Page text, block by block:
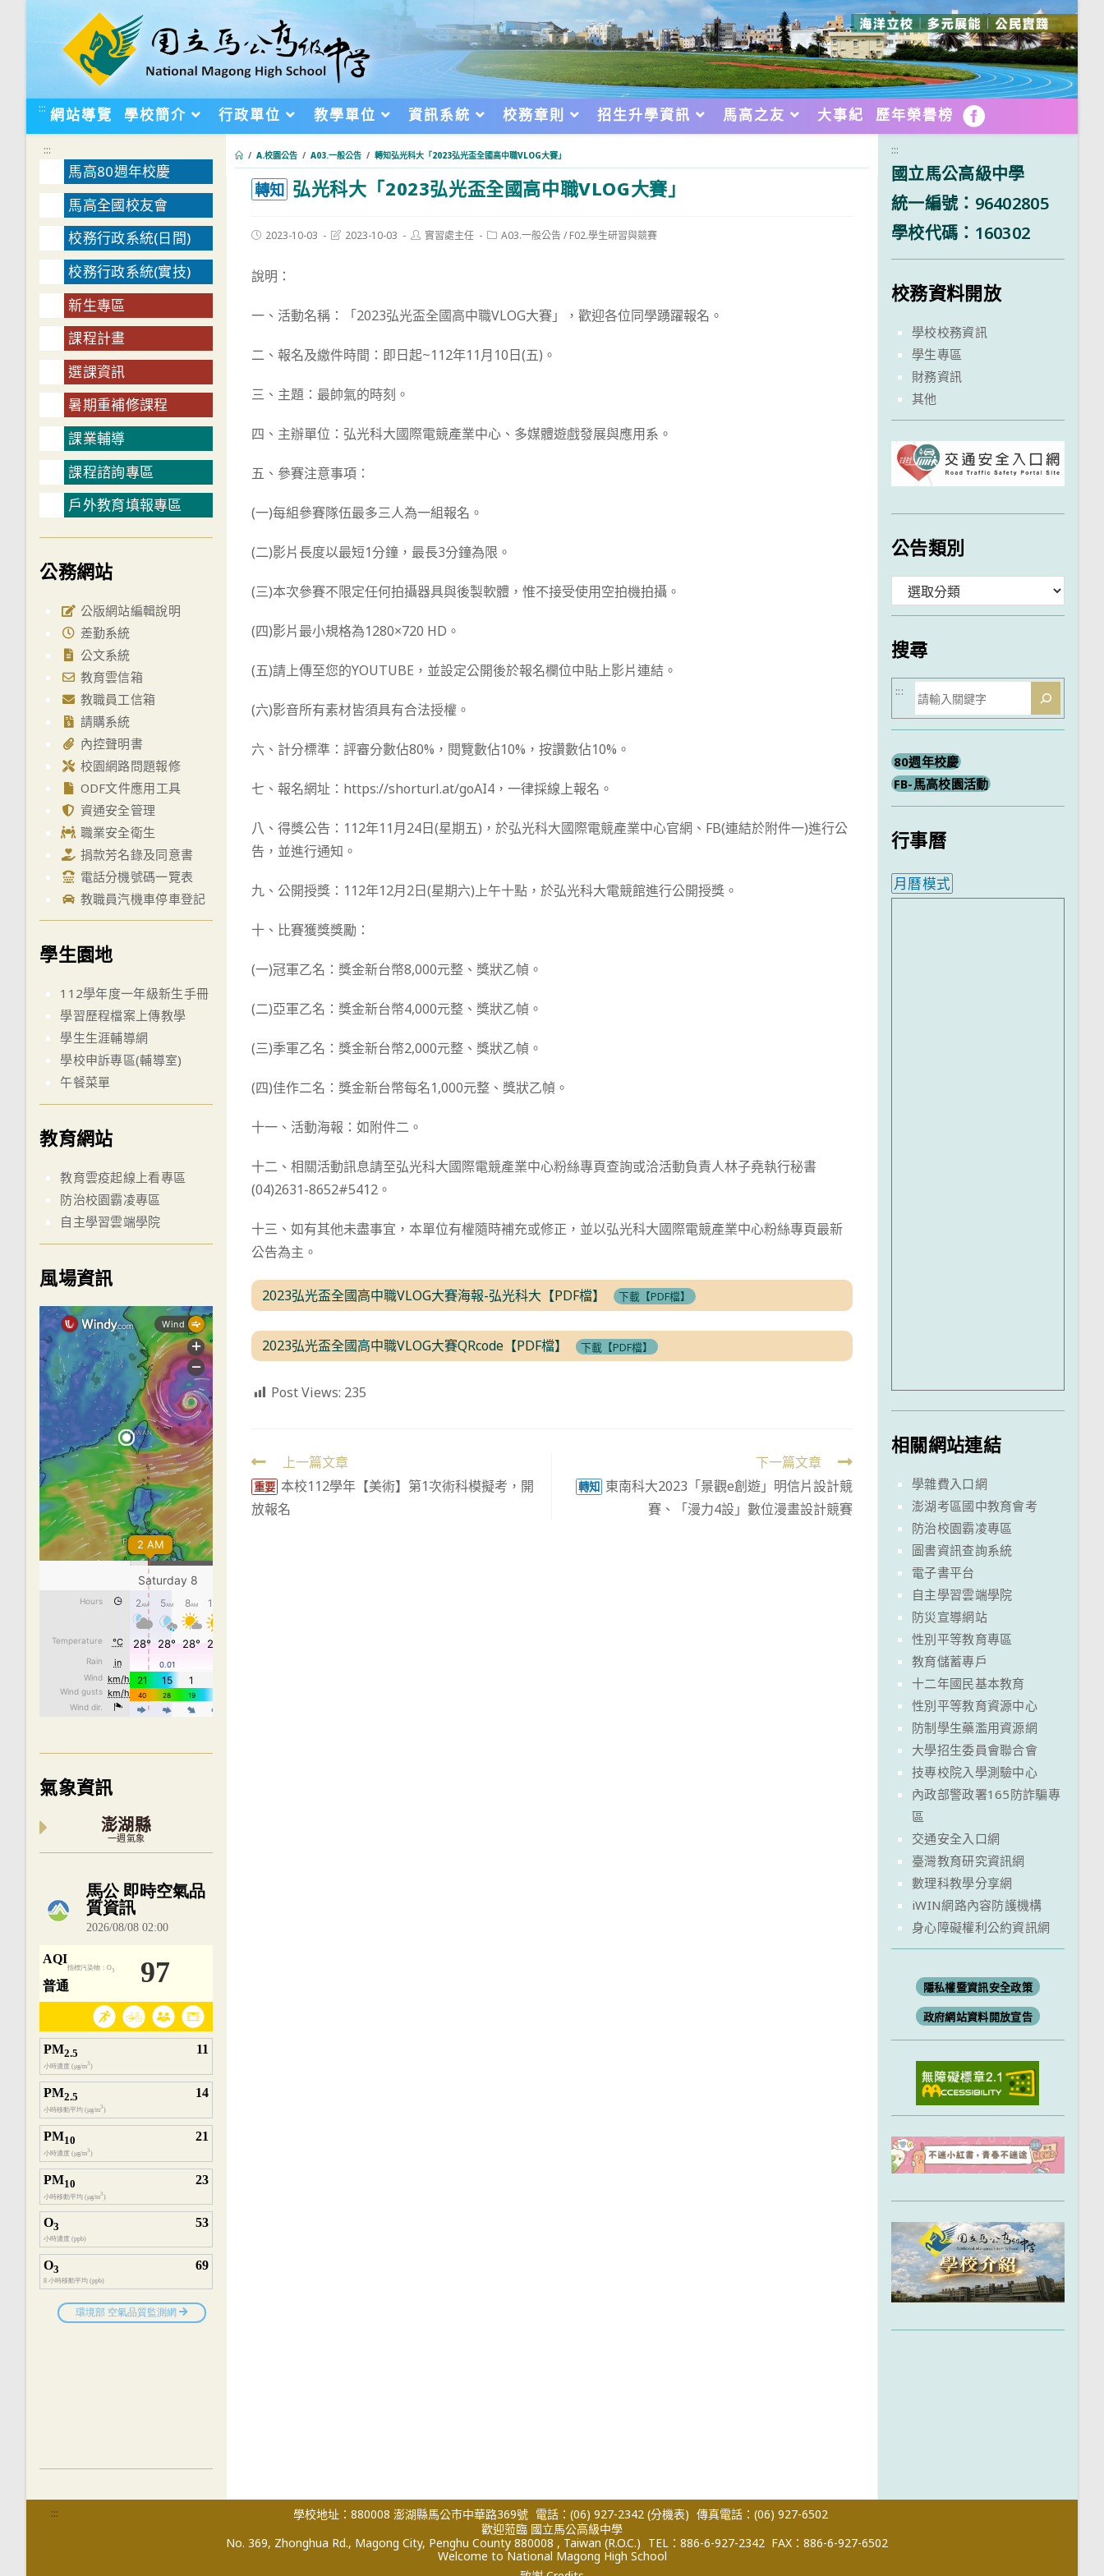
::: 網站導覽 學校簡介 行政單位 教學單位 資訊系統 校務章則 招生升學資訊 馬高之友 大事紀 歷年榮譽榜 FB
/ A.校園公告 / A03.一般公告 / 轉知弘光科大「2023弘光盃全國高中職VLOG大賽」
轉知 弘光科大「2023弘光盃全國高中職VLOG大賽」
Post2023-10-03
Post2023-10-03
Post實習處主任
PostA03.一般公告/ F02.學生研習與競賽
說明：
一、活動名稱：「2023弘光盃全國高中職VLOG大賽」，歡迎各位同學踴躍報名。
二、報名及繳件時間：即日起~112年11月10日(五)。
三、主題：最帥氣的時刻。
四、主辦單位：弘光科大國際電競產業中心、多媒體遊戲發展與應用系。
五、參賽注意事項：
(一)每組參賽隊伍最多三人為一組報名。
(二)影片長度以最短1分鐘，最長3分鐘為限。
(三)本次參賽不限定任何拍攝器具與後製軟體，惟不接受使用空拍機拍攝。
(四)影片最小規格為1280×720 HD。
(五)請上傳至您的YOUTUBE，並設定公開後於報名欄位中貼上影片連結。
(六)影音所有素材皆須具有合法授權。
六、計分標準：評審分數佔80%，閱覽數佔10%，按讚數佔10%。
七、報名網址：https://shorturl.at/goAI4，一律採線上報名。
八、得獎公告：112年11月24日(星期五)，於弘光科大國際電競產業中心官網、FB(連結於附件一)進行公
告，並進行通知。
九、公開授獎：112年12月2日(星期六)上午十點，於弘光科大電競館進行公開授獎。
十、比賽獲獎獎勵：
(一)冠軍乙名：獎金新台幣8,000元整、獎狀乙幀。
(二)亞軍乙名：獎金新台幣4,000元整、獎狀乙幀。
(三)季軍乙名：獎金新台幣2,000元整、獎狀乙幀。
(四)佳作二名：獎金新台幣每名1,000元整、獎狀乙幀。
十一、活動海報：如附件二。
十二、相關活動訊息請至弘光科大國際電競產業中心粉絲專頁查詢或洽活動負責人林子堯執行秘書
(04)2631-8652#5412。
十三、如有其他未盡事宜，本單位有權隨時補充或修正，並以弘光科大國際電競產業中心粉絲專頁最新
公告為主。
2023弘光盃全國高中職VLOG大賽海報-弘光科大【PDF檔】 下載【PDF檔】
2023弘光盃全國高中職VLOG大賽QRcode【PDF檔】 下載【PDF檔】
Post Views: 235
Read
more
articles
上一篇文章
重要 本校112學年【美術】第1次術科模擬考，開
放報名
下一篇文章
轉知 東南科大2023「景觀e創遊」明信片設計競
賽、「漫力4設」數位漫畫設計競賽
:::
馬高80週年校慶
馬高全國校友會
校務行政系統(日間)
校務行政系統(實技)
新生專區
課程計畫
選課資訊
暑期重補修課程
課業輔導
課程諮詢專區
戶外教育填報專區
公務網站
公版網站編輯說明
差勤系統
公文系統
教育雲信箱
教職員工信箱
請購系統
內控聲明書
校園網路問題報修
ODF文件應用工具
資通安全管理
職業安全衛生
捐款芳名錄及同意書
電話分機號碼一覽表
教職員汽機車停車登記
學生園地
112學年度一年級新生手冊
學習歷程檔案上傳教學
學生生涯輔導網
學校申訴專區(輔導室)
午餐菜單
教育網站
教育雲疫起線上看專區
防治校園霸凌專區
自主學習雲端學院
風場資訊
氣象資訊
澎湖縣
一週氣象
內嵌空氣品質小工具為視覺預覽，完整即時空氣品質資料請開啟
:::
國立馬公高級中學
統一編號：96402805
學校代碼：160302
校務資料開放
學校校務資訊
學生專區
財務資訊
其他
公告類別
類
搜尋
搜
尋
:::
80週年校慶
FB-馬高校園活動
行事曆
月曆模式
相關網站連結
學雜費入口網
澎湖考區國中教育會考
防治校園霸凌專區
圖書資訊查詢系統
電子書平台
自主學習雲端學院
防災宣導網站
性別平等教育專區
教育儲蓄專戶
十二年國民基本教育
性別平等教育資源中心
防制學生藥濫用資源網
大學招生委員會聯合會
技專校院入學測驗中心
內政部警政署165防詐騙專
區
交通安全入口網
臺灣教育研究資訊網
數理科教學分享網
iWIN網路內容防護機構
身心障礙權利公約資訊網
隱私權暨資訊安全政策
政府網站資料開放宣告
::: 學校地址：880008 澎湖縣馬公市中華路369號 電話：(06) 927-2342 (分機表) 傳真電話：(06) 927-6502
歡迎蒞臨 國立馬公高級中學
No. 369, Zhonghua Rd., Magong City, Penghu County 880008 , Taiwan (R.O.C.) TEL：886-6-927-2342 FAX：886-6-927-6502
Welcome to National Magong High School